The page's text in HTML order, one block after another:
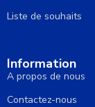
Liste de souhaits
Information
A propos de nous
Contactez-nous